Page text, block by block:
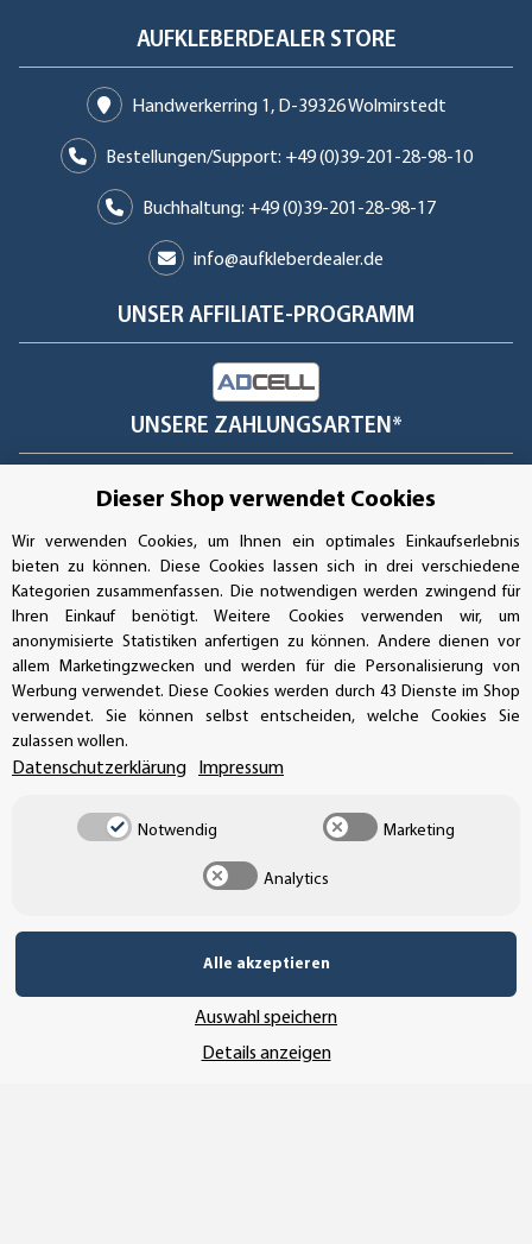
AUFKLEBERDEALER STORE
Handwerkerring 1, D-39326 Wolmirstedt
Bestellungen/Support: +49 (0)39-201-28-98-10
Buchhaltung: +49 (0)39-201-28-98-17
info@aufkleberdealer.de
UNSER AFFILIATE-PROGRAMM
UNSERE ZAHLUNGSARTEN*
UNSER VERSANDDIENSTLEISTER
Dieser Shop verwendet Cookies
Wir verwenden Cookies, um Ihnen ein optimales Einkaufserlebnis
bieten zu können. Diese Cookies lassen sich in drei verschiedene
Kategorien zusammenfassen. Die notwendigen werden zwingend für
Ihren Einkauf benötigt. Weitere Cookies verwenden wir, um
anonymisierte Statistiken anfertigen zu können. Andere dienen vor
allem Marketingzwecken und werden für die Personalisierung von
Werbung verwendet. Diese Cookies werden durch 43 Dienste im Shop
verwendet. Sie können selbst entscheiden, welche Cookies Sie
zulassen wollen.
Datenschutzerklärung Impressum
Notwendig Marketing
Analytics
Alle akzeptieren
Auswahl speichern
Details anzeigen